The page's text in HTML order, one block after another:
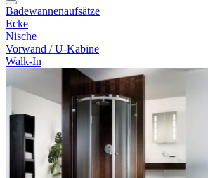
Badewannenaufsätze
Ecke
Nische
Vorwand / U-Kabine
Walk-In